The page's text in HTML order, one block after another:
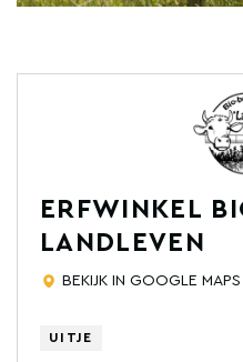
ERFWINKEL
LANDLEVEN
BEKIJK IN GOOGLE MAPS
UITJE